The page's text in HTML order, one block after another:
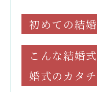
初めての結
こんな結婚
婚式のカタ